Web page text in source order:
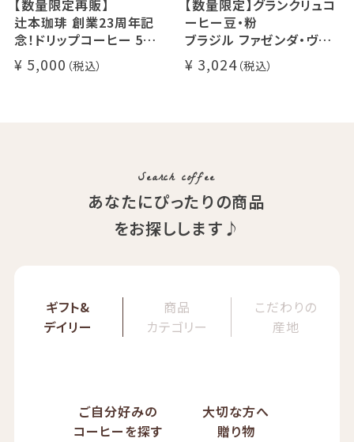
【数量限定再販】
辻本珈琲 創業23周年記
念！ドリップコーヒー 5種
50杯セット
アニバーサリーブレンド（コ
5,000
【数量限定】グランクリュコ
ーヒー豆・粉
ブラジル ファゼンダ・ヴァ
レ・ド・クリスタル（100g /
200g / 1kg）
3,024
Search coffee
あなたにぴったりの商品
をお探しします♪
ギフト&
デイリー
商品
カテゴリー
こだわりの
産地
ご自分好みの
コーヒーを探す
大切な方へ
贈り物